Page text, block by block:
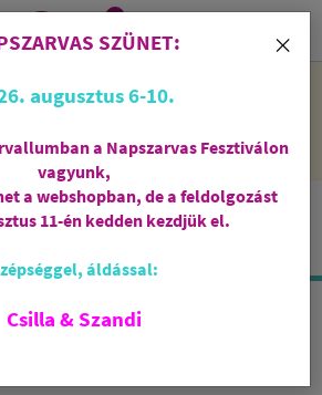
2026. augusztus 6-10 - rendelni lehet
feldolgozni őket.
0
×
SZÜNET:
augusztus 6-10.
a Napszarvas Fesztiválon
vagyunk,
a webshopban, de a feldolgozást
11-én kedden kezdjük el.
áldással:
Csilla & Szandi